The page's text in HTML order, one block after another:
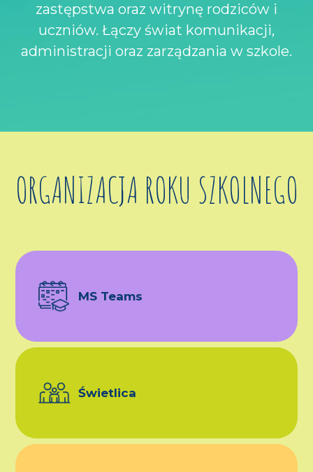
zastępstwa oraz witrynę rodziców i
uczniów. Łączy świat komunikacji,
administracji oraz zarządzania w szkole.
ORGANIZACJA ROKU SZKOLNEGO
MS Teams
Świetlica